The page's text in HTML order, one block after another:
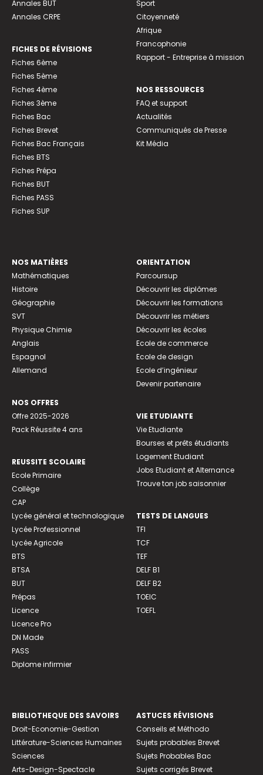
Annales BUT
Annales CRPE
FICHES DE RÉVISIONS
Fiches 6ème
Fiches 5ème
Fiches 4ème
Fiches 3ème
Fiches Bac
Fiches Brevet
Fiches Bac Français
Fiches BTS
Fiches Prépa
Fiches BUT
Fiches PASS
Fiches SUP
Sport
Citoyenneté
Afrique
Francophonie
Rapport - Entreprise à mission
NOS RESSOURCES
FAQ et support
Actualités
Communiqués de Presse
Kit Média
NOS MATIÈRES
Mathématiques
Histoire
Géographie
SVT
Physique Chimie
Anglais
Espagnol
Allemand
NOS OFFRES
Offre 2025-2026
Pack Réussite 4 ans
REUSSITE SCOLAIRE
Ecole Primaire
Collège
CAP
Lycée général et technologique
Lycée Professionnel
Lycée Agricole
BTS
BTSA
BUT
Prépas
Licence
Licence Pro
DN Made
PASS
Diplome infirmier
ORIENTATION
Parcoursup
Découvrir les diplômes
Découvrir les formations
Découvrir les métiers
Découvrir les écoles
Ecole de commerce
Ecole de design
Ecole d’ingénieur
Devenir partenaire
VIE ETUDIANTE
Vie Etudiante
Bourses et prêts étudiants
Logement Etudiant
Jobs Etudiant et Alternance
Trouve ton job saisonnier
TESTS DE LANGUES
TFI
TCF
TEF
DELF B1
DELF B2
TOEIC
TOEFL
BIBLIOTHEQUE DES SAVOIRS
Droit-Economie-Gestion
Littérature-Sciences Humaines
Sciences
Arts-Design-Spectacle
ASTUCES RÉVISIONS
Conseils et Méthodo
Sujets probables Brevet
Sujets Probables Bac
Sujets corrigés Brevet